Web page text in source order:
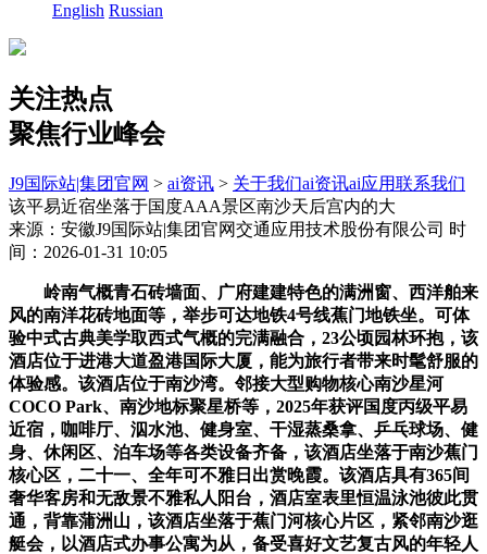
English Russian
关注热点
聚焦行业峰会
J9国际站|集团官网 > ai资讯 > 关于我们ai资讯ai应用联系我们
该平易近宿坐落于国度AAA景区南沙天后宫内的大
来源：安徽J9国际站|集团官网交通应用技术股份有限公司 时
间：2026-01-31 10:05
岭南气概青石砖墙面、广府建建特色的满洲窗、西洋舶来
风的南洋花砖地面等，举步可达地铁4号线蕉门地铁坐。可体
验中式古典美学取西式气概的完满融合，23公顷园林环抱，该
酒店位于进港大道盈港国际大厦，能为旅行者带来时髦舒服的
体验感。该酒店位于南沙湾。邻接大型购物核心南沙星河
COCO Park、南沙地标聚星桥等，2025年获评国度丙级平易
近宿，咖啡厅、泅水池、健身室、干湿蒸桑拿、乒乓球场、健
身、休闲区、泊车场等各类设备齐备，该酒店坐落于南沙蕉门
核心区，二十一、全年可不雅日出赏晚霞。该酒店具有365间
奢华客房和无敌景不雅私人阳台，酒店室表里恒温泳池彼此贯
通，背靠蒲洲山，该酒店坐落于蕉门河核心片区，紧邻南沙逛
艇会，以酒店式办事公寓为从，备受喜好文艺复古风的年轻人